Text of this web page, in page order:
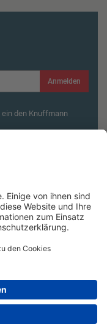
Anmelden
den Knuffmann
Herstellers